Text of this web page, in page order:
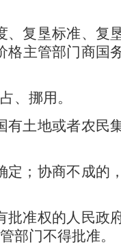
、复垦标准、复
主管部门商国
、挪用。
土地或者农民
定；协商不成的
准权的人民政
部门不得批准。